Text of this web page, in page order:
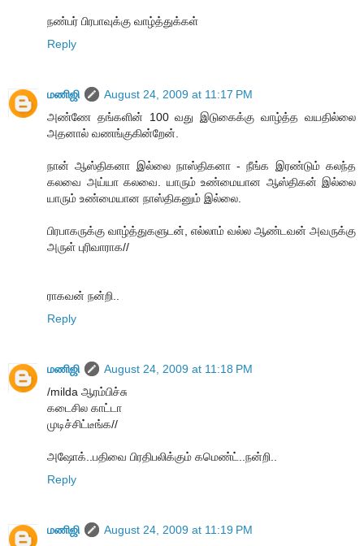
நண்பர் பிரபாவுக்கு வாழ்த்துக்கள்
Reply
மணிஜி
August 24, 2009 at 11:17 PM
அண்ணே தங்களின் 100 வது இடுகைக்கு வாழ்த்த வயதில்லை
அதனால் வணங்குகின்றேன்.
நான் ஆஸ்திகனா இல்லை நாஸ்திகனா - நீங்க இரண்டும் கலந்த
கலவை அய்யா கலவை. யாரும் உண்மையான ஆஸ்திகன் இல்லை
யாரும் உண்மையான நாஸ்திகனும் இல்லை.
பிரபாகருக்கு வாழ்த்துகளுடன், எல்லாம் வல்ல ஆண்டவன் அவருக்கு
அருள் புரிவாராக//
ராகவன் நன்றி..
Reply
மணிஜி
August 24, 2009 at 11:18 PM
/milda ஆரம்பிச்சு
கடைசில காட்டா
முடிச்சிட்டீங்க//
அஷோக்..பதிவை பிரதிபலிக்கும் கமெண்ட்..நன்றி..
Reply
மணிஜி August 24, 2009 at 11:19 PM